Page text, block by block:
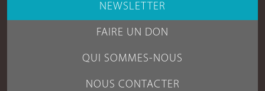
NEWSLETTER
FAIRE UN DON
QUI SOMMES-NOUS
NOUS CONTACTER